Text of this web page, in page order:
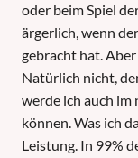
oder beim Spiel
ärgerlich, wenn
gebracht hat.
Natürlich nicht,
werde ich auch
können. Was ich
Leistung. In 99%